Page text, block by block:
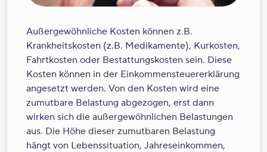
Außergewöhnliche Kosten können z.B.
Krankheitskosten (z.B. Medikamente), Kurkosten,
Fahrtkosten oder Bestattungskosten sein. Diese
Kosten können in der Einkommensteuererklärung
angesetzt werden. Von den Kosten wird eine
zumutbare Belastung abgezogen, erst dann
wirken sich die außergewöhnlichen Belastungen
aus. Die Höhe dieser zumutbaren Belastung
hängt von Lebenssituation, Jahreseinkommen,